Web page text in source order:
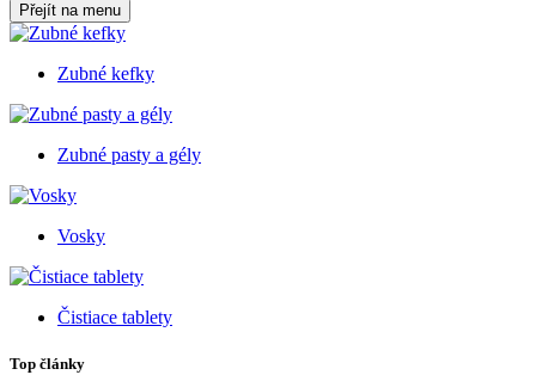
Přejít na menu
Zubné kefky
Zubné pasty a gély
Vosky
Čistiace tablety
Top články